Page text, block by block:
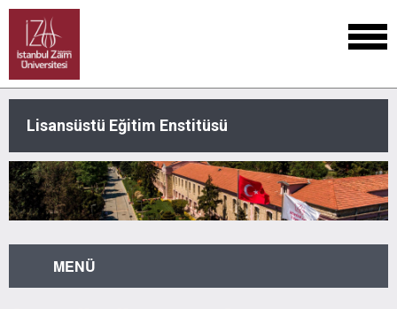
Lisansüstü Eğitim Enstitüsü
MENÜ